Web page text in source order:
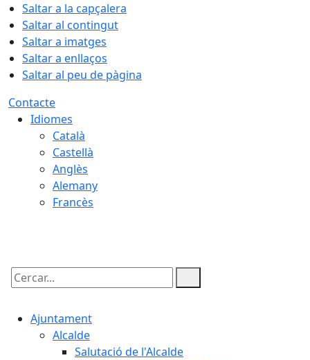
Saltar a la capçalera
Saltar al contingut
Saltar a imatges
Saltar a enllaços
Saltar al peu de pàgina
Contacte
Idiomes
Català
Castellà
Anglès
Alemany
Francès
Cercar:
Ajuntament
Alcalde
Salutació de l'Alcalde